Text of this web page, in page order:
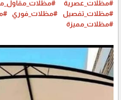
#مظلات_عصرية
#مظلات_تفصيل
#مظلات_فوري
#مظلات_مميزة